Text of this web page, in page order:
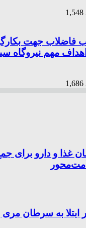
1,548
فاضلاب جهت
مهم نیروگاه
1,686
ابتلا به سرطان